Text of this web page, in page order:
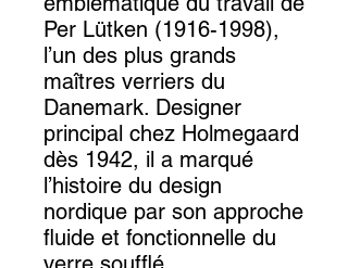
Per Lütken (1916-1998),
l’un des plus grands
maîtres verriers du
Danemark. Designer
principal chez Holmegaard
dès 1942, il a marqué
l’histoire du design
nordique par son approche
fluide et fonctionnelle du